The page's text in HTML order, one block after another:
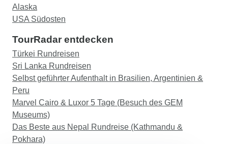
Alaska
USA Südosten
TourRadar entdecken
Türkei Rundreisen
Sri Lanka Rundreisen
Selbst geführter Aufenthalt in Brasilien, Argentinien &
Peru
Marvel Cairo & Luxor 5 Tage (Besuch des GEM
Museums)
Das Beste aus Nepal Rundreise (Kathmandu &
Pokhara)